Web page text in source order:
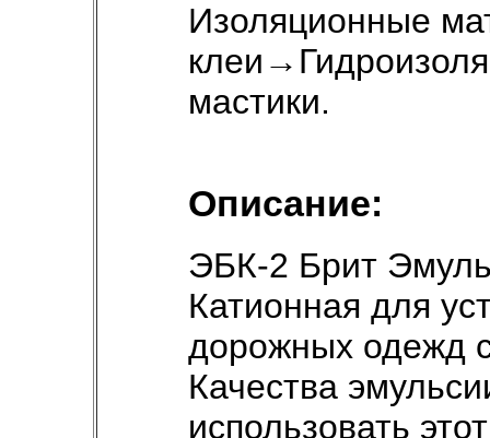
Изоляционные
клеи →
мастики.
Описание:
ЭБК-2 Брит
Катионная для
дорожных одежд
Качества
использовать